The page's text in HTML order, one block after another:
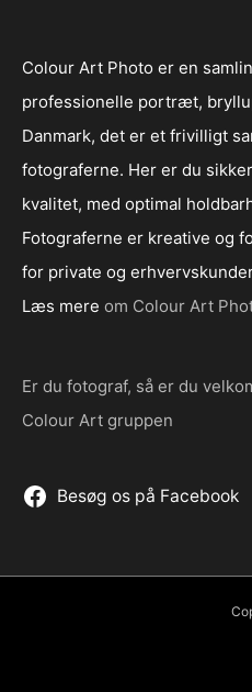
Colour Art Photo er en
professionelle portræt,
Danmark, det er et frivilligt
fotograferne. Her er du
kvalitet, med optimal
Fotograferne er kreative og
for private og
Læs mere om Colour Art
Er du fotograf, så er du
Colour Art gruppen
Besøg os på Facebook